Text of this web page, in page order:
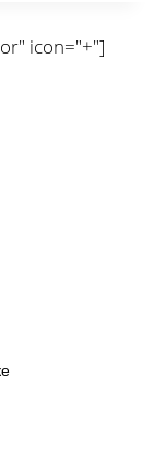
icon="+"]